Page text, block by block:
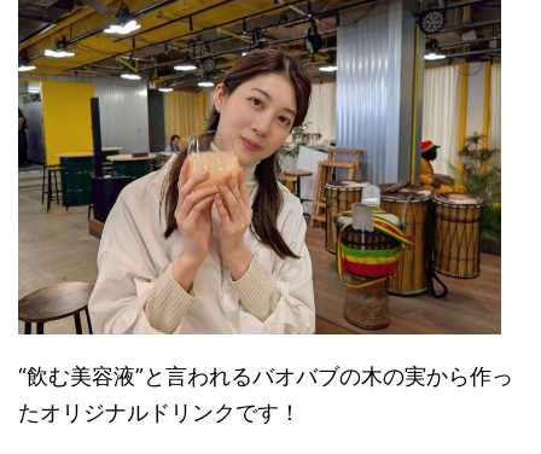
“飲む美容液”と言われるバオバブの木の実から作っ
たオリジナルドリンクです！